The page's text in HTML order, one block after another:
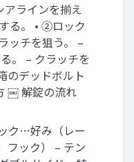
ラインを揃え
る。 • ②ロック
ッチを狙う。 –
。 – クラッチを
のデッドボルト
￼ 解錠の流れ
ク…好み（レー
フック） – テン